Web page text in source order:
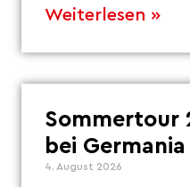
Weiterlesen »
Sommertour
bei
4. August 2026